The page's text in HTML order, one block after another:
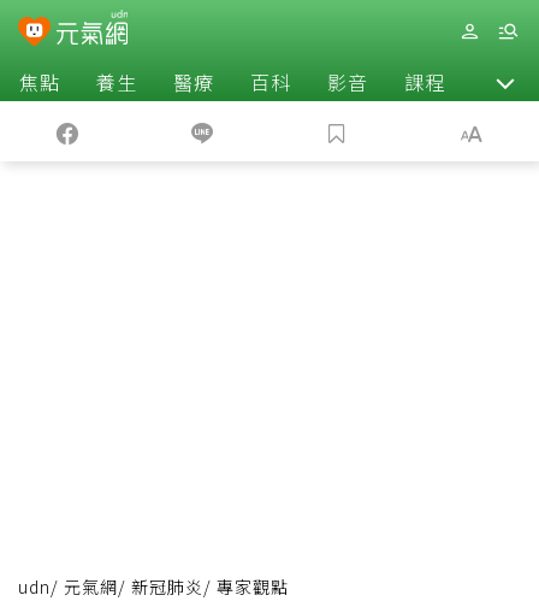
焦點 養生 醫療 百科 影音 課程 退休
udn/ 元氣網/ 新冠肺炎 / 專家觀點